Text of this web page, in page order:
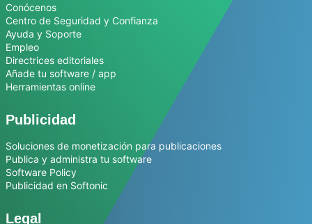
Conócenos
Centro de Seguridad y Confianza
Ayuda y Soporte
Empleo
Directrices editoriales
Añade tu software / app
Herramientas online
Publicidad
Soluciones de monetización para publicaciones
Publica y administra tu software
Software Policy
Publicidad en Softonic
Legal